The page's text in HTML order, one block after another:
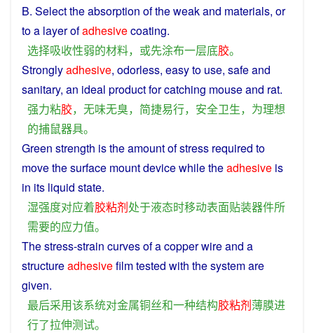
B. Selecttheabsorption oftheweakand materials, or
toa layerofadhesivecoating.
选择吸收性弱的材料， 或先涂布一层底胶。
Stronglyadhesive, odorless, easyto use, safeand
sanitary, an ideal productforcatching mouseand rat.
强力粘胶， 无味无臭， 简捷易行， 安全卫生， 为理想
的捕鼠器具。
Green strength is theamountofstress required to
movethesurface mountdevicewhiletheadhesive is
in its liquid state.
湿强度对应着胶粘剂处于液态时移动表面贴装器件所
需要的应力值。
Thestress-strain curvesofacopper wireand a
structureadhesivefilmtested with thesystemare
given.
最后采用该系统对金属铜丝和一种结构胶粘剂薄膜进
行了拉伸测试。